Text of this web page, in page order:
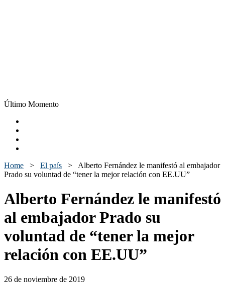
Último Momento
Home > El país > Alberto Fernández le manifestó al embajador
Prado su voluntad de “tener la mejor relación con EE.UU”
Alberto Fernández le manifestó
al embajador Prado su
voluntad de “tener la mejor
relación con EE.UU”
26 de noviembre de 2019